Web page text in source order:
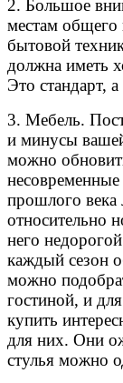
2. Большое
местам общего
бытовой
должна иметь
Это стандарт,
3. Мебель.
и минусы
можно
прошлого века
относительно
него
каждый сезон
можно
гостиной, и
купить
для них. Они
стулья можно